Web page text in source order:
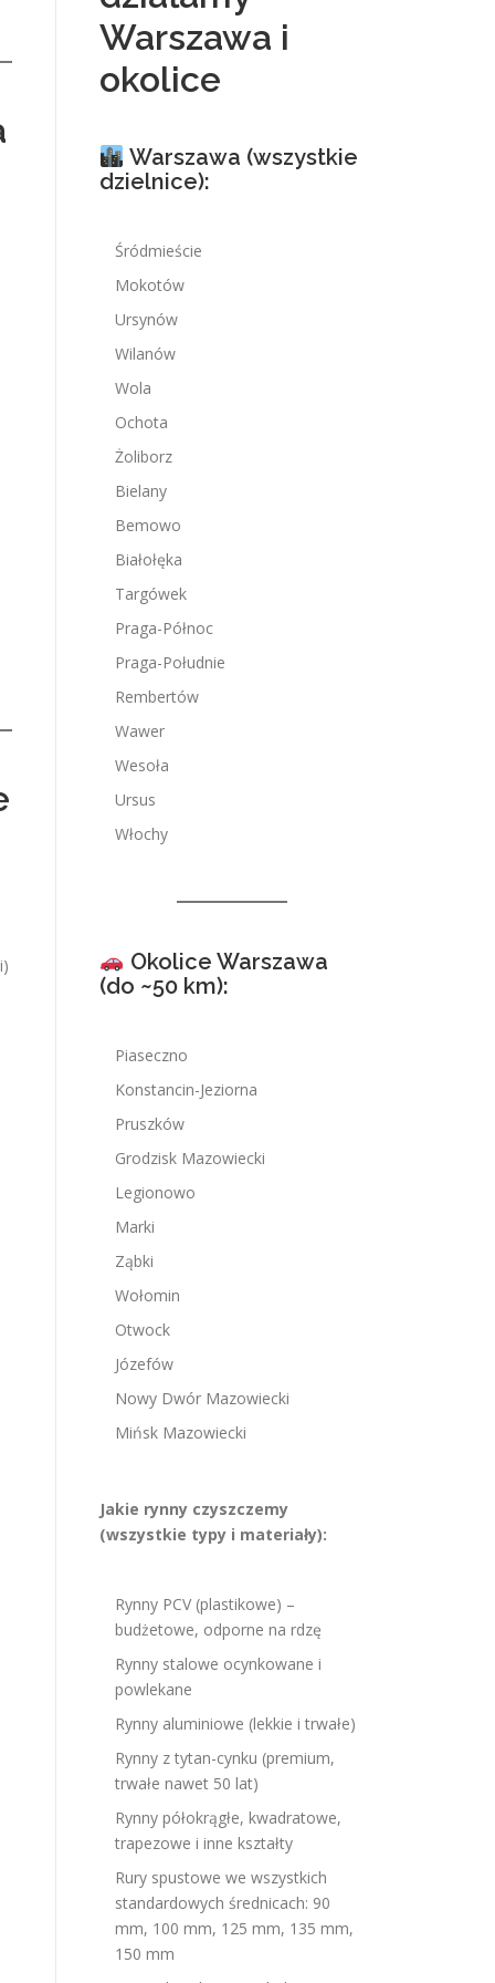
Warszawa i
okolice
Warszawa (wszystkie
dzielnice):
Śródmieście
Mokotów
Ursynów
Wilanów
Wola
Ochota
Żoliborz
Bielany
Bemowo
Białołęka
Targówek
Praga-Północ
Praga-Południe
Rembertów
Wawer
Wesoła
Ursus
Włochy
Okolice Warszawa
(do ~50 km):
Piaseczno
Konstancin-Jeziorna
Pruszków
Grodzisk Mazowiecki
Legionowo
Marki
Ząbki
Wołomin
Otwock
Józefów
Nowy Dwór Mazowiecki
Mińsk Mazowiecki
Jakie rynny czyszczemy
(wszystkie typy i materiały):
Rynny PCV (plastikowe) –
budżetowe, odporne na rdzę
Rynny stalowe ocynkowane i
powlekane
Rynny aluminiowe (lekkie i trwałe)
Rynny z tytan-cynku (premium,
trwałe nawet 50 lat)
Rynny półokrągłe, kwadratowe,
trapezowe i inne kształty
Rury spustowe we wszystkich
standardowych średnicach: 90
mm, 100 mm, 125 mm, 135 mm,
150 mm